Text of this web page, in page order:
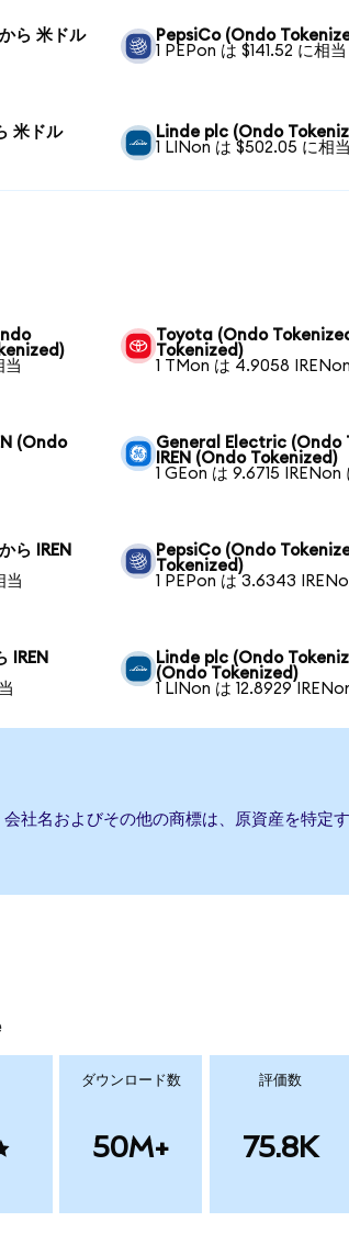
ら 米ドル
PepsiCo (Ondo
1 PEPon は $141.52 に相当
米ドル
Linde plc (Ondo
1 LINon は $502.05 に相当
当
Toyota (Ondo
Tokenized)
1 TMon は 4.9058
(Ondo
General Electric (Ondo
IREN (Ondo Tokenized)
1 GEon は 9.6715 IRENon
ら IREN
当
PepsiCo (Ondo
Tokenized)
1 PEPon は 3.6343
IREN
Linde plc (Ondo
(Ondo Tokenized)
1 LINon は 12.8929
社名およびその他の商標は、原資産を特定
ダウンロード数
50M+
評価数
75.8K